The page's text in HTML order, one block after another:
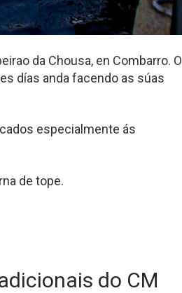
da Chousa, en Combarro. O
días anda facendo as súas
especialmente ás
de tope.
do CM